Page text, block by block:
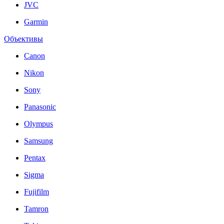
JVC
Garmin
Объективы
Canon
Nikon
Sony
Panasonic
Olympus
Samsung
Pentax
Sigma
Fujifilm
Tamron